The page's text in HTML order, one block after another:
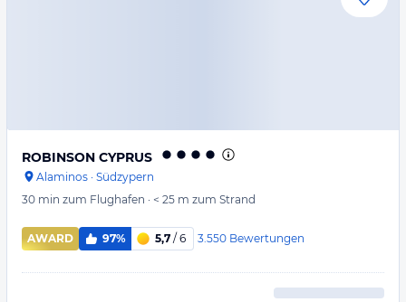
ROBINSON CYPRUS
Alaminos · Südzypern
30 min zum Flughafen · < 25 m zum Strand
AWARD 97% 5,7 / 6 3.550 Bewertungen